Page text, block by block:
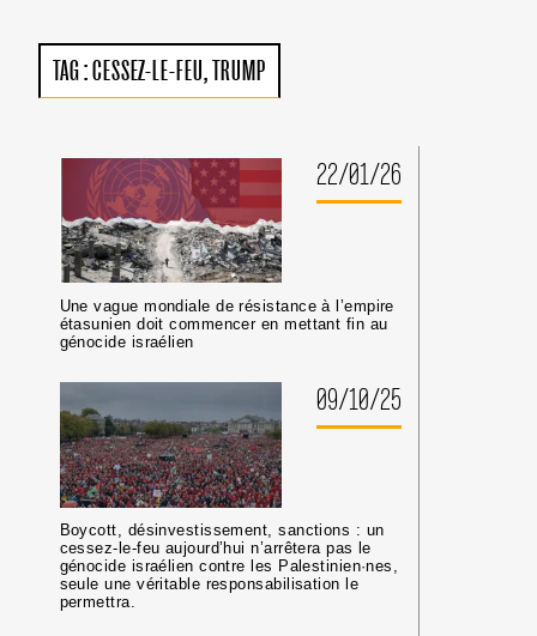
:
PAS
DE
CRIMINEL·LES
DE
GUERRE
ISRAÉLIEN·NES
PRÉSUMÉ·ES
DANS
MILIEUX
CULTURELS
TAG :CESSEZ-LE-FEU TRUMP
22/01/26
Une vague mondiale de résistance à l’empire
étasunien doit commencer en mettant fin au
génocide israélien
09/10/25
Boycott, désinvestissement, sanctions : un
cessez-le-feu aujourd’hui n’arrêtera pas le
génocide israélien contre les Palestinien·nes,
seule une véritable responsabilisation le
permettra.